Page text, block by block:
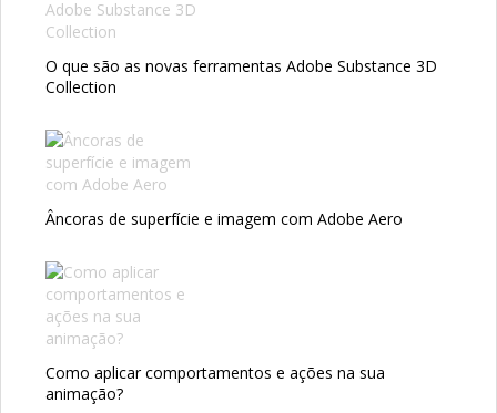
O que são as novas ferramentas Adobe Substance 3D
Collection
Âncoras de superfície e imagem com Adobe Aero
Como aplicar comportamentos e ações na sua
animação?